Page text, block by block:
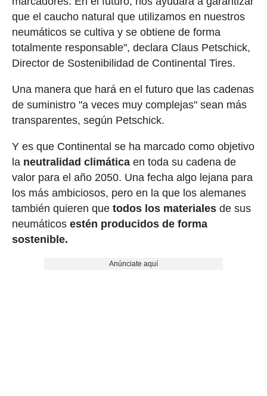
que el caucho natural que utilizamos en nuestros
neumáticos se cultiva y se obtiene de forma
totalmente responsable", declara Claus Petschick,
Director de Sostenibilidad de Continental Tires.
Una manera que hará en el futuro que las cadenas
de suministro "a veces muy complejas" sean más
transparentes, según Petschick.
Y es que Continental se ha marcado como objetivo
la neutralidad climáticaen toda su cadena de
valor para el año 2050. Una fecha algo lejana para
los más ambiciosos, pero en la que los alemanes
también quieren que todos los materialesde sus
neumáticos estén producidos de forma
sostenible.
Anúnciate aquí